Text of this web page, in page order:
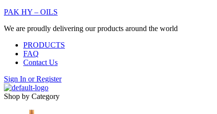
PAK HY – OILS
We are proudly delivering our products around the world
PRODUCTS
FAQ
Contact Us
Sign In orRegister
Shop by Category